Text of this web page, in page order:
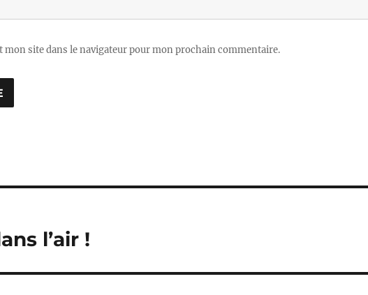
site dans le navigateur pour mon prochain commentaire.
l’air !